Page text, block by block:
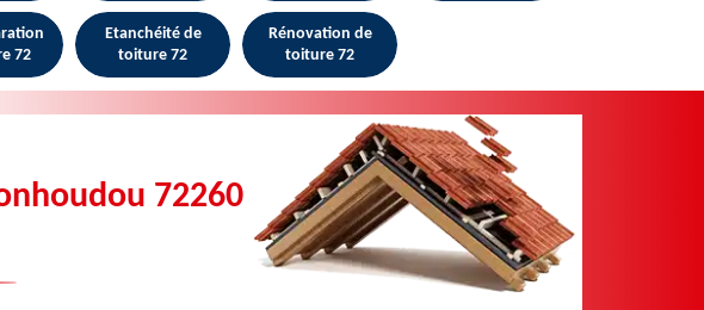
72
Etanchéité de
toiture 72
Rénovation de
toiture 72
72260